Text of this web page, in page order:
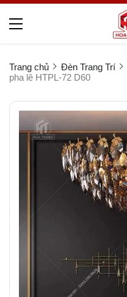
Trang chủ Đèn Trang Trí
pha lê HTPL-72 D60